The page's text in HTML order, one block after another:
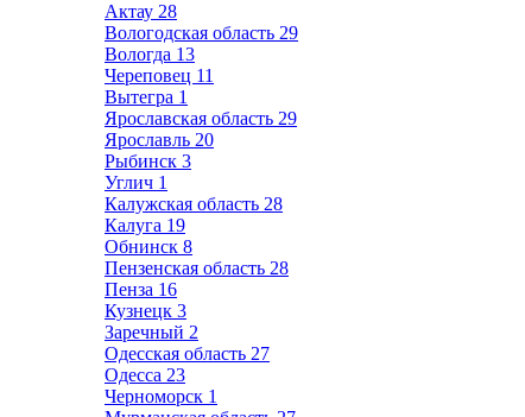
Актау 28
Вологодская область 29
Вологда 13
Череповец 11
Вытегра 1
Ярославская область 29
Ярославль 20
Рыбинск 3
Углич 1
Калужская область 28
Калуга 19
Обнинск 8
Пензенская область 28
Пенза 16
Кузнецк 3
Заречный 2
Одесская область 27
Одесса 23
Черноморск 1